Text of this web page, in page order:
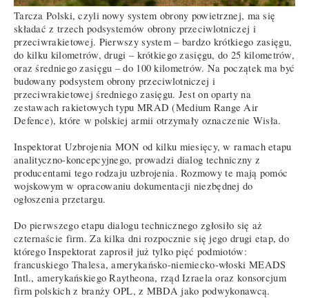
Tarcza Polski, czyli nowy system obrony powietrznej, ma się
składać z trzech podsystemów obrony przeciwlotniczej i
przeciwrakietowej. Pierwszy system – bardzo krótkiego zasięgu,
do kilku kilometrów, drugi – krótkiego zasięgu, do 25 kilometrów,
oraz średniego zasięgu – do 100 kilometrów. Na początek ma być
budowany podsystem obrony przeciwlotniczej i
przeciwrakietowej średniego zasięgu. Jest on oparty na
zestawach rakietowych typu MRAD (Medium Range Air
Defence), które w polskiej armii otrzymały oznaczenie Wisła.
Inspektorat Uzbrojenia MON od kilku miesięcy, w ramach etapu
analityczno-koncepcyjnego, prowadzi dialog techniczny z
producentami tego rodzaju uzbrojenia. Rozmowy te mają pomóc
wojskowym w opracowaniu dokumentacji niezbędnej do
ogłoszenia przetargu.
Do pierwszego etapu dialogu technicznego zgłosiło się aż
czternaście firm. Za kilka dni rozpocznie się jego drugi etap, do
którego Inspektorat zaprosił już tylko pięć podmiotów:
francuskiego Thalesa, amerykańsko-niemiecko-włoski MEADS
Intl., amerykańskiego Raytheona, rząd Izraela oraz konsorcjum
firm polskich z branży OPL, z MBDA jako podwykonawcą.